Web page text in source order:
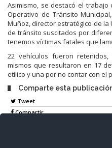
Asimismo, se destacó el
Operativo de Tránsito
Muñoz, director estratégico de la
de tránsito suscitados por
tenemos víctimas fatales que
22 vehículos fueron
mismos que resultaron en 17
etílico y una por no contar con el
Comparte esta
Tweet
Compartir